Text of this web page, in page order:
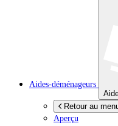
Aides-déménageurs
Retour au
Aperçu